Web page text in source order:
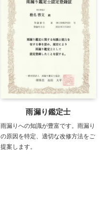
雨漏り鑑定士
雨漏りへの知識が豊富です。雨漏り
の原因を特定、適切な改修方法をご
提案します。